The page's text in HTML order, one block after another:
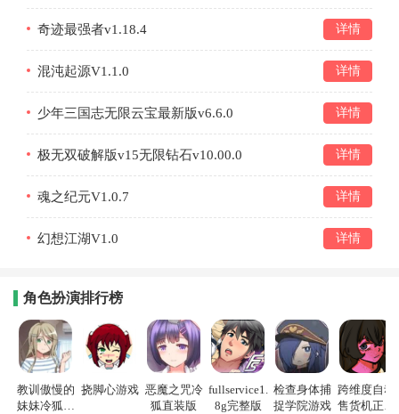
奇迹最强者v1.18.4 详情
混沌起源V1.1.0 详情
少年三国志无限云宝最新版v6.6.0 详情
极无双破解版v15无限钻石v10.00.0 详情
魂之纪元V1.0.7 详情
幻想江湖V1.0 详情
角色扮演排行榜
教训傲慢的
妹妹冷狐游
挠脚心游戏 恶魔之咒冷
狐直装版
fullservice1.
8g完整版
检查身体捕
捉学院游戏
跨维度自动
售货机正式